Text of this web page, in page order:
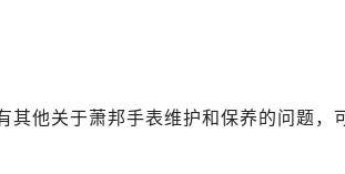
其他关于萧邦手表维护和保养的问题，